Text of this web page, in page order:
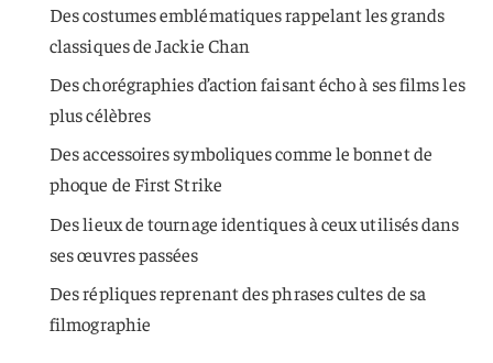
Des costumes emblématiques rappelant les grands
classiques de Jackie Chan
Des chorégraphies d’action faisant écho à ses films les
plus célèbres
Des accessoires symboliques comme le bonnet de
phoque de First Strike
Des lieux de tournage identiques à ceux utilisés dans
ses œuvres passées
Des répliques reprenant des phrases cultes de sa
filmographie